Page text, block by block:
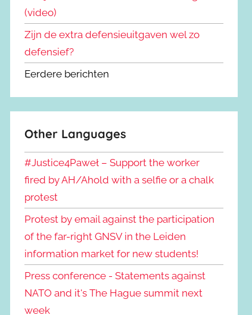
(video)
Zijn de extra defensieuitgaven wel zo
defensief?
Eerdere berichten
Other Languages
#Justice4Paweł – Support the worker
fired by AH/Ahold with a selfie or a chalk
protest
Protest by email against the participation
of the far-right GNSV in the Leiden
information market for new students!
Press conference - Statements against
NATO and it's The Hague summit next
week